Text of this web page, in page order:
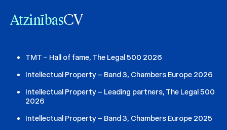
AtzinībasCV
TMT – Hall of fame, The Legal 500 2026
Intellectual Property – Band 3, Chambers Europe 2026
Intellectual Property – Leading partners, The Legal 500
2026
Intellectual Property – Band 3, Chambers Europe 2025